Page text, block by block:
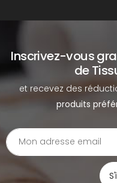
Inscrivez-vous
de
et recevez des
produits